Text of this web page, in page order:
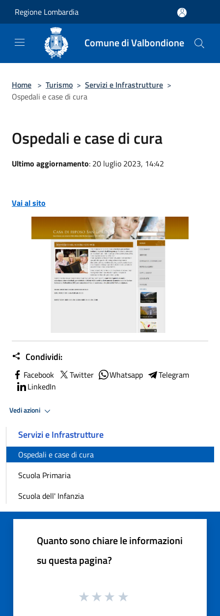
Regione Lombardia
Comune di Valbondione
Home > Turismo > Servizi e Infrastrutture >
Ospedali e case di cura
Ospedali e case di cura
Ultimo aggiornamento: 20 luglio 2023, 14:42
Vai al sito
Condividi:
Facebook Twitter Whatsapp
Telegram
LinkedIn
Vedi azioni
Servizi e Infrastrutture
Ospedali e case di cura
Scuola Primaria
Scuola dell' Infanzia
Quanto sono chiare le informazioni
su questa pagina?